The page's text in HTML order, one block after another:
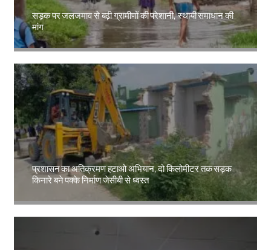
सड़क पर जलजमाव से बढ़ी ग्रामीणों की परेशानी, स्थायी समाधान की
मांग
Amit Lekh
प्रशासन का अतिक्रमण हटाओ अभियान, दो किलोमीटर तक सड़क
किनारे बने पक्के निर्माण जेसीबी से ध्वस्त